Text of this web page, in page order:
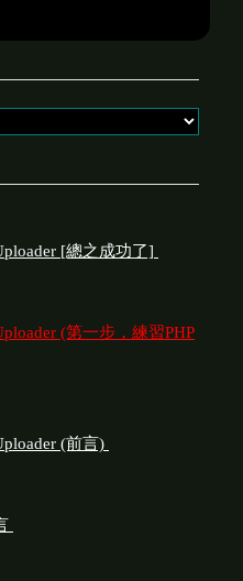
[總之成功了]
(第一步，練習PHP
(前言)